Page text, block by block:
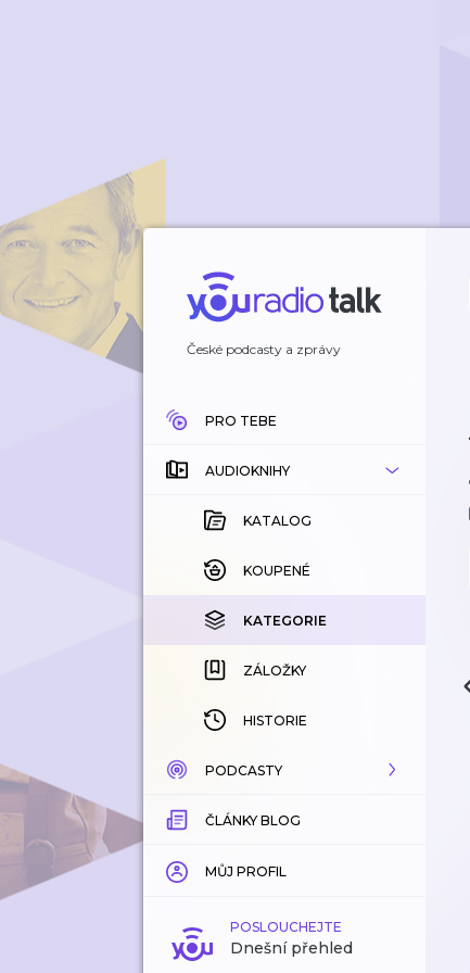
České podcasty a zprávy
PRO TEBE
AUDIOKNIHY
KATALOG
KOUPENÉ
KATEGORIE
ZÁLOŽKY
HISTORIE
PODCASTY
KATALOG
KATEGORIE
ZÁLOŽKY
ČLÁNKY BLOG
MŮJ PROFIL
POSLOUCHEJTE
Dnešní přehled